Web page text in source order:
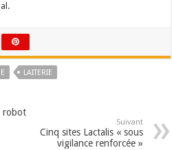
LAITERIE
robot
Suivant
Cinq sites Lactalis « sous
vigilance renforcée »